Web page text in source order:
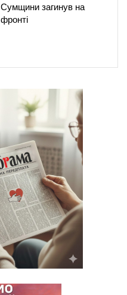
Сумщини загинув на
фронті